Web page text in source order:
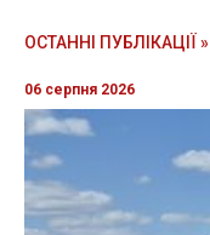
ОСТАННІ ПУБЛІКАЦІЇ »
06 серпня 2026